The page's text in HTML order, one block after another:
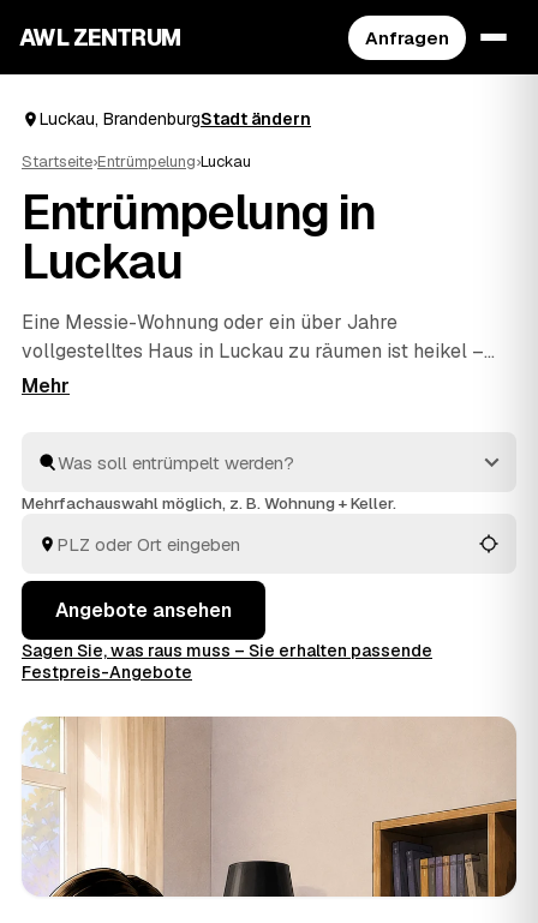
AWL ZENTRUM Anfragen
Luckau, BrandenburgStadt ändern
Startseite›Entrümpelung›Luckau
Entrümpelung in
Luckau
Eine Messie-Wohnung oder ein über Jahre
vollgestelltes Haus in Luckau zu räumen ist heikel –
und genau dafür gibt es geprüfte Profis. Über AWL
Betrieb einzeln erklären zu müssen. Die Anbieter aus
Ihrer Region räumen aus und entsorgen fachgerecht. Sie
Auftrag geben.
Mehrfachauswahl möglich, z. B. Wohnung + Keller.
Angebote ansehen
Sagen Sie, was raus muss – Sie erhalten passende
Festpreis-Angebote